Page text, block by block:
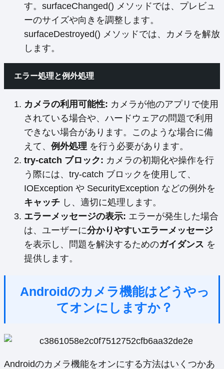
す。surfaceChanged() メソッドでは、プレビュ
ーのサイズや向きを調整します。
surfaceDestroyed() メソッドでは、カメラを解放
します。
エラー処理と例外処理
カメラの利用可能性: カメラが他のアプリで使用
されている場合や、ハードウェアの問題で利用
できない場合があります。このような場合に備
えて、 例外処理 を行う必要があります。
try-catch ブロック: カメラの初期化や操作を行
う際には、try-catch ブロックを使用して、
IOException や SecurityException などの例外を
キャッチ し、適切に処理します。
エラーメッセージの表示: エラーが発生した場合
は、ユーザーに分かりやすいエラーメッセージ
を表示し、問題を解決するためのガイダンス を
提供します。
Androidのカメラ機能はどうやっ
てオンにしますか？
Androidのカメラ機能をオンにする方法はいくつかあ